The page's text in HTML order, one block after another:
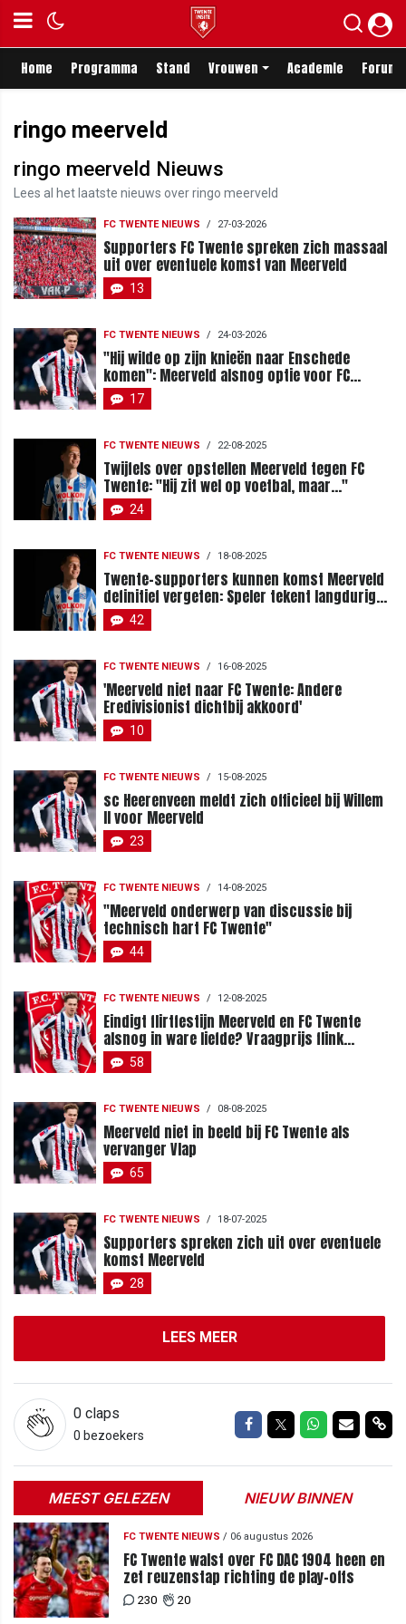
Home Programma Stand Vrouwen Academie Forum
ringo meerveld
ringo meerveld Nieuws
Lees al het laatste nieuws over ringo meerveld
FC TWENTE NIEUWS / 27-03-2026
Supporters FC Twente spreken zich massaal
uit over eventuele komst van Meerveld
13
FC TWENTE NIEUWS / 24-03-2026
"Hij wilde op zijn knieën naar Enschede
komen": Meerveld alsnog optie voor FC
Twente?
17
FC TWENTE NIEUWS / 22-08-2025
Twijfels over opstellen Meerveld tegen FC
Twente: "Hij zit wel op voetbal, maar..."
24
FC TWENTE NIEUWS / 18-08-2025
Twente-supporters kunnen komst Meerveld
definitief vergeten: Speler tekent langdurig
contract bij sc Heerenveen
42
FC TWENTE NIEUWS / 16-08-2025
'Meerveld niet naar FC Twente: Andere
Eredivisionist dichtbij akkoord'
10
FC TWENTE NIEUWS / 15-08-2025
sc Heerenveen meldt zich officieel bij Willem
II voor Meerveld
23
FC TWENTE NIEUWS / 14-08-2025
"Meerveld onderwerp van discussie bij
technisch hart FC Twente"
44
FC TWENTE NIEUWS / 12-08-2025
Eindigt flirtfestijn Meerveld en FC Twente
alsnog in ware liefde? Vraagprijs flink
gedaald
58
FC TWENTE NIEUWS / 08-08-2025
Meerveld niet in beeld bij FC Twente als
vervanger Vlap
65
FC TWENTE NIEUWS / 18-07-2025
Supporters spreken zich uit over eventuele
komst Meerveld
28
LEES MEER
0 claps
0 bezoekers
Delen op Facebook
Delen op Twitter
Delen op
Delen
MEEST GELEZEN NIEUW BINNEN
FC TWENTE NIEUWS / 06 augustus 2026
FC Twente walst over FC DAC 1904 heen en
zet reuzenstap richting de play-offs
230 20